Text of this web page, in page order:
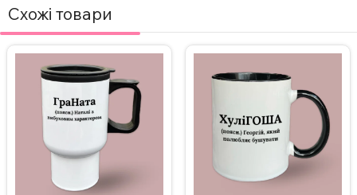
Підходить для будь-яких напоїв – кави, чаю, гарячого шоколаду
тощо;
Ідеальний подарунок для будь-якого свята або особливої події.
За бажанням, надпис на чашці можна змінити, а також можна
додати фото. Вартість НЕ зміниться. Для замовлення чашки з
індивідуальним дизайном зв’яжіться з нами в Інстаграмі,
Телеграмі або залиште заявку на сайті.
ВАЖЛИВО!
Щоб не пошкодити принт, не рекомендується мити
Схожі товари